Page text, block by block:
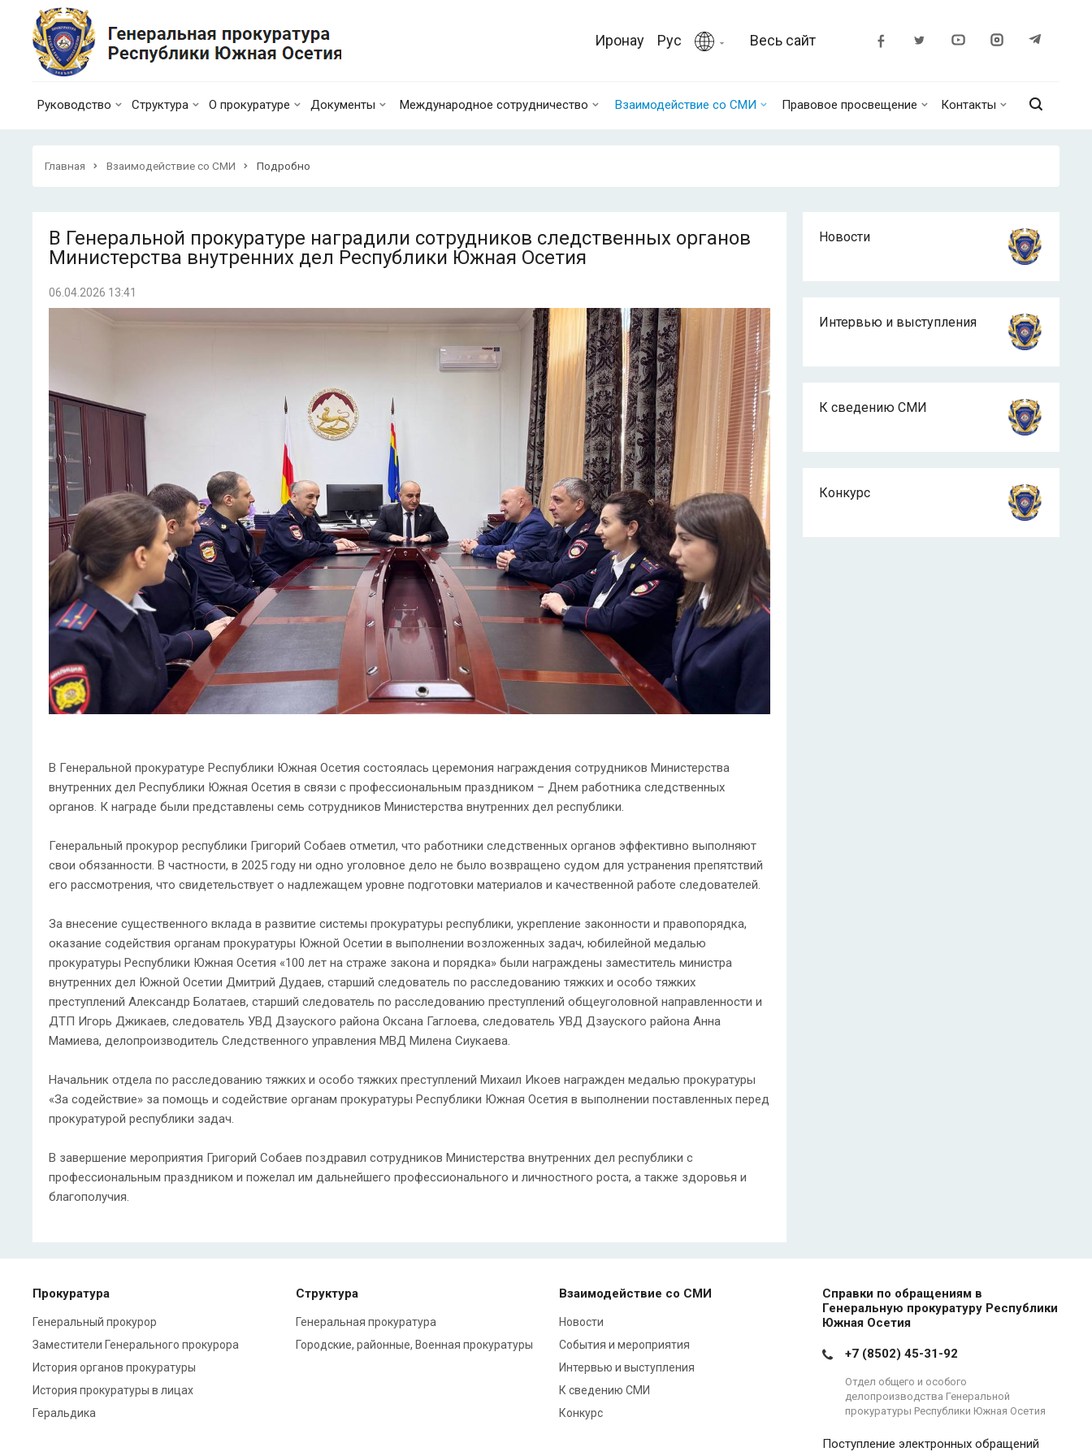
Иронау Рус Весь сайт
Руководство Структура О прокуратуре Документы Международное сотрудничество Взаимодействие со СМИ Правовое просвещение Контакты
Главная Взаимодействие со СМИ Подробно
В Генеральной прокуратуре наградили сотрудников следственных органов
Министерства внутренних дел Республики Южная Осетия
06.04.2026 13:41
В Генеральной прокуратуре Республики Южная Осетия состоялась церемония награждения сотрудников Министерства
внутренних дел Республики Южная Осетия в связи с профессиональным праздником – Днем работника следственных
органов. К награде были представлены семь сотрудников Министерства внутренних дел республики.
Генеральный прокурор республики Григорий Собаев отметил, что работники следственных органов эффективно выполняют
свои обязанности. В частности, в 2025 году ни одно уголовное дело не было возвращено судом для устранения препятствий
его рассмотрения, что свидетельствует о надлежащем уровне подготовки материалов и качественной работе следователей.
За внесение существенного вклада в развитие системы прокуратуры республики, укрепление законности и правопорядка,
оказание содействия органам прокуратуры Южной Осетии в выполнении возложенных задач, юбилейной медалью
прокуратуры Республики Южная Осетия «100 лет на страже закона и порядка» были награждены заместитель министра
внутренних дел Южной Осетии Дмитрий Дудаев, старший следователь по расследованию тяжких и особо тяжких
преступлений Александр Болатаев, старший следователь по расследованию преступлений общеуголовной направленности и
ДТП Игорь Джикаев, следователь УВД Дзауского района Оксана Гаглоева, следователь УВД Дзауского района Анна
Мамиева, делопроизводитель Следственного управления МВД Милена Сиукаева.
Начальник отдела по расследованию тяжких и особо тяжких преступлений Михаил Икоев награжден медалью прокуратуры
«За содействие» за помощь и содействие органам прокуратуры Республики Южная Осетия в выполнении поставленных перед
прокуратурой республики задач.
В завершение мероприятия Григорий Собаев поздравил сотрудников Министерства внутренних дел республики с
профессиональным праздником и пожелал им дальнейшего профессионального и личностного роста, а также здоровья и
благополучия.
Новости
Интервью и выступления
К сведению СМИ
Конкурс
Прокуратура
Генеральный прокурор
Заместители Генерального прокурора
История органов прокуратуры
История прокуратуры в лицах
Геральдика
Структура
Генеральная прокуратура
Городские, районные, Военная прокуратуры
Взаимодействие со СМИ
Новости
События и мероприятия
Интервью и выступления
К сведению СМИ
Конкурс
Справки по обращениям в
Генеральную прокуратуру Республики
Южная Осетия
+7 (8502) 45-31-92
Отдел общего и особого
делопроизводства Генеральной
прокуратуры Республики Южная Осетия
Поступление электронных обращений